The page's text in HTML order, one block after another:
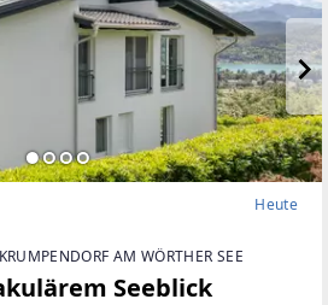
Heute
AM WÖRTHER SEE
Seeblick